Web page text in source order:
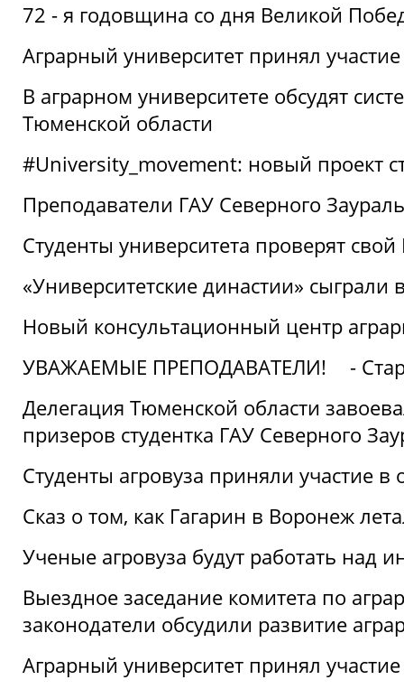
72 - я годовщина со дня Великой
Аграрный университет принял
В аграрном университете обсудят
Тюменской области
#University_movement: новый проект
Преподаватели ГАУ Северного
Студенты университета проверят свой
«Университетские династии»
Новый консультационный центр
УВАЖАЕМЫЕ ПРЕПОДАВАТЕЛИ!
-
Делегация Тюменской области
призеров студентка ГАУ Северного
Студенты агровуза приняли участие в
Сказ о том, как Гагарин в Воронеж
Ученые агровуза будут работать над
Выездное заседание комитета по
законодатели обсудили развитие
Аграрный университет принял